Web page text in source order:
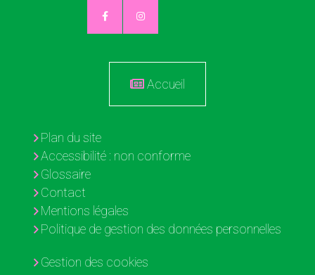
Accueil
Plan du site
Accessibilité : non conforme
Glossaire
Contact
Mentions légales
Politique de gestion des données personnelles
Gestion des cookies